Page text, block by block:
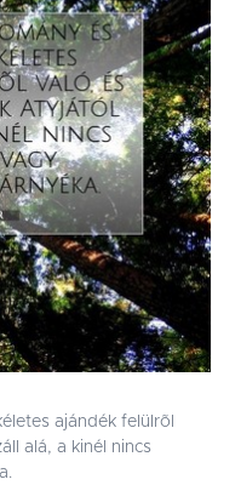
ajándék felülrõl
alá, a kinél nincs